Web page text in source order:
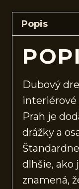
Popis
Dubový
interiérové
Prah je
drážky a
Štandardne
dlhšie, ako
znamená,